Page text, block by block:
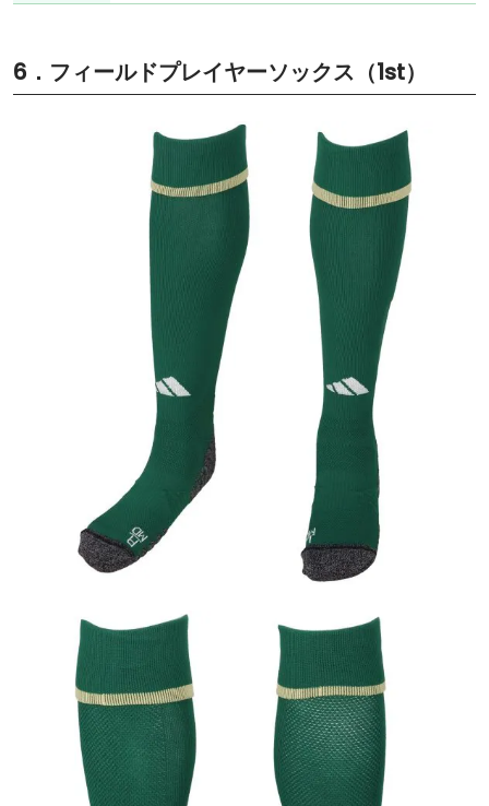
6．フィールドプレイヤーソックス（1st）